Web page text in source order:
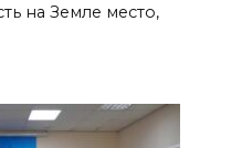
на Земле место,